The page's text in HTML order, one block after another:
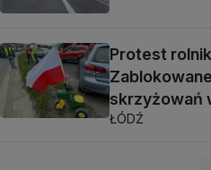
Protest
skrzyżowań
ŁÓDŹ